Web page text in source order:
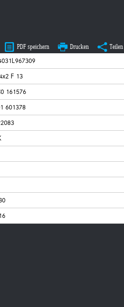
PDF speichern Drucken Teilen
F 13
161576
601378